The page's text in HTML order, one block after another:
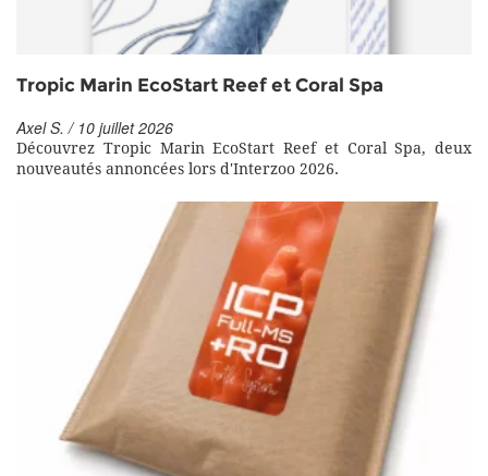
Tropic Marin EcoStart Reef et Coral Spa
Axel S. / 10 juillet 2026
Découvrez Tropic Marin EcoStart Reef et Coral Spa, deux
nouveautés annoncées lors d'Interzoo 2026.